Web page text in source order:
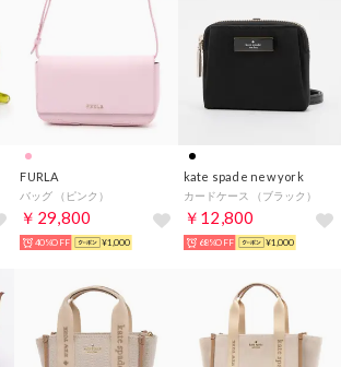
FURLA
バッグ （ピンク）
￥29,800
40%OFF ¥1,000
kate spade new york
カードケース （ブラック）
￥12,800
68%OFF ¥1,000